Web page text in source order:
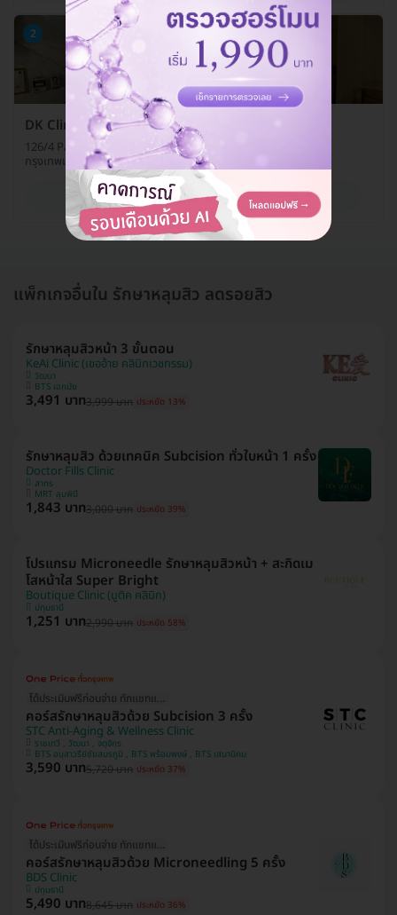
2
DK Clinic (ดีเคคลินิกเวชกรรม) สาขาเอกมัย
126/4 Park Avenue ถ. เอกมัย แขวงคลองตันเหนือ เขตวัฒนา
กรุงเทพมหานคร 10110
ดูรายละเอียด
แพ็กเกจอื่นใน รักษาหลุมสิว ลดรอยสิว
รักษาหลุมสิวหน้า 3 ขั้นตอน
KeAi Clinic (เขออ้าย คลินิกเวชกรรม)
วัฒนา
BTS เอกมัย
3,491 บาท3,999 บาท ประหยัด 13%
รักษาหลุมสิว ด้วยเทคนิค Subcision ทั่วใบหน้า 1 ครั้ง
Doctor Fills Clinic
สาทร
MRT ลุมพินี
1,843 บาท3,000 บาท ประหยัด 39%
โปรแกรม Microneedle รักษาหลุมสิวหน้า + สะกิดเม
โสหน้าใส Super Bright
Boutique Clinic (บูติค คลินิก)
ปทุมธานี
1,251 บาท2,990 บาท ประหยัด 58%
ได้ประเมินฟรีก่อนจ่าย ทักแชทแอดมินเลย!
คอร์สรักษาหลุมสิวด้วย Subcision 3 ครั้ง
STC Anti-Aging & Wellness Clinic
ราชเทวี , วัฒนา , จตุจักร
BTS อนุสาวรีย์ชัยสมรภูมิ , BTS พร้อมพงษ์ , BTS เสนานิคม
3,590 บาท5,720 บาท ประหยัด 37%
ได้ประเมินฟรีก่อนจ่าย ทักแชทแอดมินเลย!
คอร์สรักษาหลุมสิวด้วย Microneedling 5 ครั้ง
BDS Clinic
ปทุมธานี
5,490 บาท8,645 บาท ประหยัด 36%